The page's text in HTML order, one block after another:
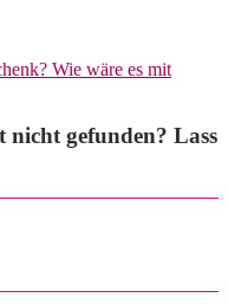
Wie wäre es mit
gefunden? Lass